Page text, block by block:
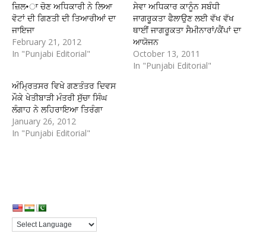
ਜ਼ਿਲ•ਾ ਚੋਣ ਅਧਿਕਾਰੀ ਨੇ ਲਿਆ
ਵੋਟਾਂ ਦੀ ਗਿਣਤੀ ਦੀ ਤਿਆਰੀਆਂ ਦਾ
ਜਾਇਜਾ
February 21, 2012
In "Punjabi Editorial"
ਸੇਵਾ ਅਧਿਕਾਰ ਕਾਨੂੰਨ ਸਬੰਧੀ
ਜਾਗਰੂਕਤਾ ਫੈਲਾਉਣ ਲਈ ਵੱਖ ਵੱਖ
ਥਾਈਂ ਜਾਗਰੂਕਤਾ ਸੈਮੀਨਾਰਾਂ/ਕੈਂਪਾਂ ਦਾ
ਆਯੋਜਨ
October 13, 2011
In "Punjabi Editorial"
ਅੰਮ੍ਰਿਤਸਰ ਵਿਖੇ ਗਣਤੰਤਰ ਦਿਵਸ
ਮੌਕੇ ਖੇਤੀਬਾੜੀ ਮੰਤਰੀ ਸੁੱਚਾ ਸਿੰਘ
ਲੰਗਾਹ ਨੇ ਲਹਿਰਾਇਆ ਤਿਰੰਗਾ
January 26, 2012
In "Punjabi Editorial"